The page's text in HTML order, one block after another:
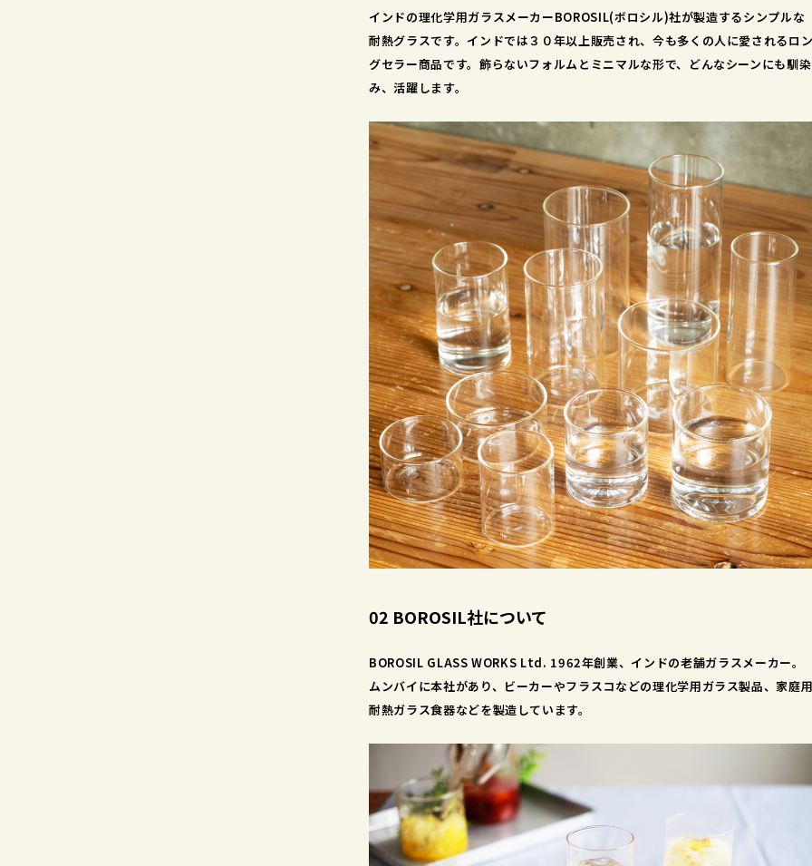
インドの理化学用ガラスメーカーBOROSIL(ボロシル)社が製造するシンプルな
耐熱グラスです。インドでは３０年以上販売され、今も多くの人に愛されるロ
グセラー商品です。飾らないフォルムとミニマルな形で、どんなシーンにも馴染
み、活躍します。
02 BOROSIL社について
BOROSIL GLASS WORKS Ltd. 1962年創業、インドの老舗ガラスメーカー。
ムンバイに本社があり、ビーカーやフラスコなどの理化学用ガラス製品、家庭
耐熱ガラス食器などを製造しています。